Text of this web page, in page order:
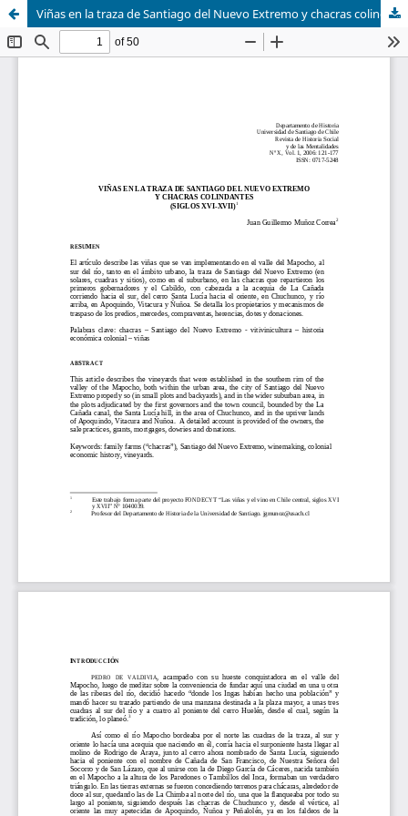
Viñas en la traza de Santiago del Nuevo Extremo y chacras colindantes (siglos XVI-XVII)